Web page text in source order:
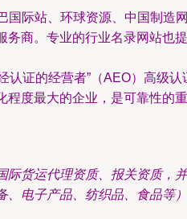
国际站、环球资源、中国制造
务商。专业的行业名录网站也提
经认证的经营者”（AEO）高级认
程度最大的企业，是可靠性的重
际货运代理资质、报关资质，并
、电子产品、纺织品、食品等）